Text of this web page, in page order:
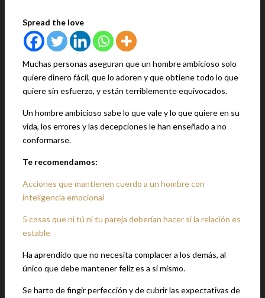
Spread the love
Muchas personas aseguran que un hombre ambicioso solo
quiere dinero fácil, que lo adoren y que obtiene todo lo que
quiere sin esfuerzo, y están terriblemente equivocados.
Un hombre ambicioso sabe lo que vale y lo que quiere en su
vida, los errores y las decepciones le han enseñado a no
conformarse.
Te recomendamos:
Acciones que mantienen cuerdo a un hombre con
inteligencia emocional
5 cosas que ni tú ni tu pareja deberían hacer si la relación es
estable
Ha aprendido que no necesita complacer a los demás, al
único que debe mantener feliz es a sí mismo.
Se harto de fingir perfección y de cubrir las expectativas de